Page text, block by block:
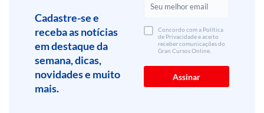
Cadastre-se e
receba as notícias
em destaque da
semana, dicas,
novidades e muito
mais.
Concordo com a Política
de Privacidade e aceito
receber comunicações do
Gran Cursos Online.